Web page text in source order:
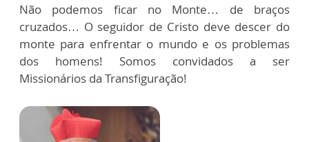
Não podemos ficar no Monte… de braços
cruzados… O seguidor de Cristo deve descer do
monte para enfrentar o mundo e os problemas
dos homens! Somos convidados a ser
Missionários da Transfiguração!